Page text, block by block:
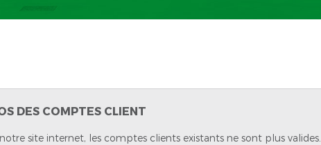
DES COMPTES CLIENT
site internet, les comptes clients existants ne sont plus valides.